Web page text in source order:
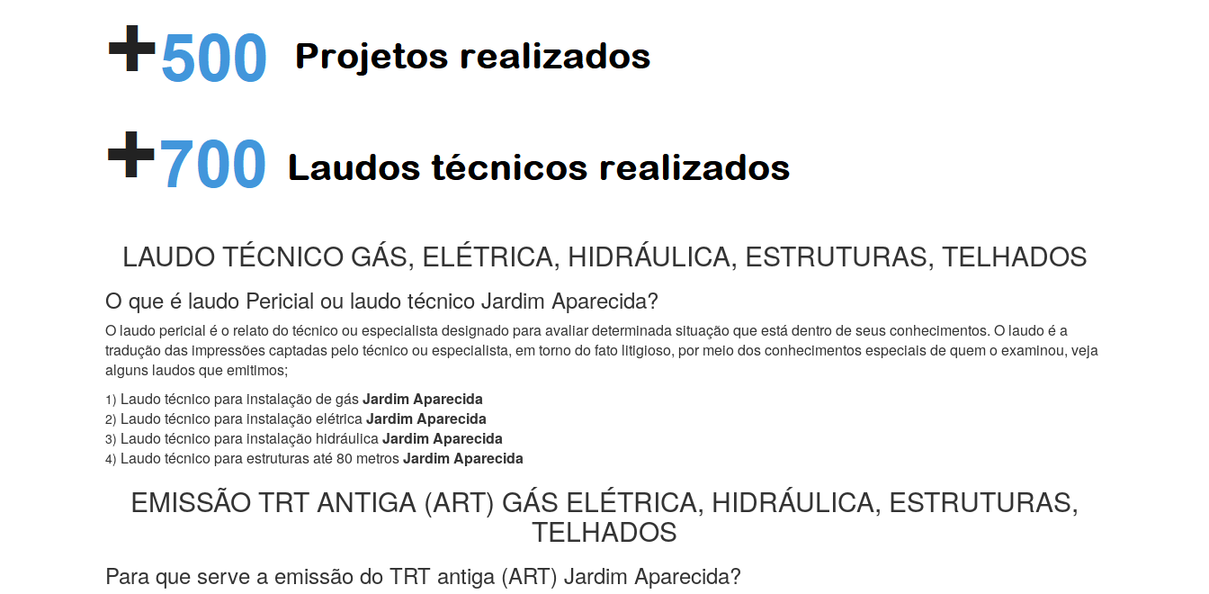
LAUDO TÉCNICO GÁS, ELÉTRICA, HIDRÁULICA, ESTRUTURAS, TELHADOS
O que é laudo Pericial ou laudo técnico Jardim Aparecida?
O laudo pericial é o relato do técnico ou especialista designado para avaliar determinada situação que está dentro de seus conhecimentos. O laudo é a
tradução das impressões captadas pelo técnico ou especialista, em torno do fato litigioso, por meio dos conhecimentos especiais de quem o examinou, veja
alguns laudos que emitimos;
1) Laudo técnico para instalação de gásJardim Aparecida
2) Laudo técnico para instalação elétricaJardim Aparecida
3) Laudo técnico para instalação hidráulicaJardim Aparecida
4) Laudo técnico para estruturas até 80 metrosJardim Aparecida
EMISSÃO TRT ANTIGA (ART) GÁS ELÉTRICA, HIDRÁULICA, ESTRUTURAS,
TELHADOS
Para que serve a emissão do TRT antiga (ART) Jardim Aparecida?